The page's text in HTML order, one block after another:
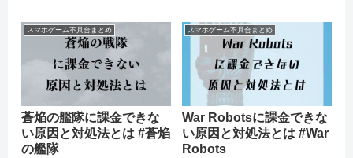
スマホゲーム不具合まとめ
蒼焔の艦隊に課金できな
い原因と対処法とは #蒼焔
の艦隊
スマホゲーム不具合まとめ
War Robotsに課金できな
い原因と対処法とは #War
Robots